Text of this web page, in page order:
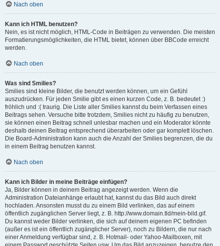
Nach oben
Kann ich HTML benutzen?
Nein, es ist nicht möglich, HTML-Code in Beiträgen zu verwenden. Die meisten
Formatierungsmöglichkeiten, die HTML bietet, können über BBCode erreicht
werden.
Nach oben
Was sind Smilies?
Smilies sind kleine Bilder, die benutzt werden können, um ein Gefühl
auszudrücken. Für jeden Smilie gibt es einen kurzen Code, z. B. bedeutet :)
fröhlich und :( traurig. Die Liste aller Smilies kannst du beim Verfassen eines
Beitrags sehen. Versuche bitte trotzdem, Smilies nicht zu häufig zu benutzen,
sie können einen Beitrag schnell unlesbar machen und ein Moderator könnte
deshalb deinen Beitrag entsprechend überarbeiten oder gar komplett löschen.
Die Board-Administration kann auch die Anzahl der Smilies begrenzen, die du
in einem Beitrag benutzen kannst.
Nach oben
Kann ich Bilder in meine Beiträge einfügen?
Ja, Bilder können in deinem Beitrag angezeigt werden. Wenn die
Administration Dateianhänge erlaubt hat, kannst du das Bild auch direkt
hochladen. Ansonsten musst du zu einem Bild verlinken, das auf einem
öffentlich zugänglichen Server liegt, z. B. http://www.domain.tld/mein-bild.gif.
Du kannst weder Bilder verlinken, die sich auf deinem eigenen PC befinden
(außer es ist ein öffentlich zugänglicher Server), noch zu Bildern, die nur nach
einer Anmeldung verfügbar sind, z. B. Hotmail- oder Yahoo-Mailboxen, mit